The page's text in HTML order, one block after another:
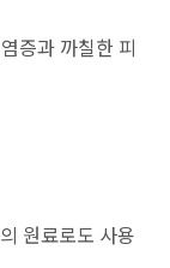
증과 까칠한 피
원료로도 사용